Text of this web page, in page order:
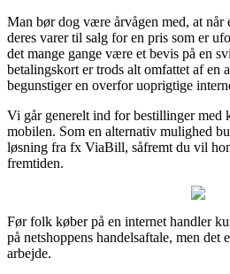
Man bør dog være årvågen med, at når
deres varer til salg for en pris som er
det mange gange være et bevis på en
betalingskort er trods alt omfattet af en
begunstiger en overfor uoprigtige
Vi går generelt ind for bestillinger med
mobilen. Som en alternativ mulighed
løsning fra fx ViaBill, såfremt du vil
fremtiden.
Før folk køber på en internet handler
på netshoppens handelsaftale, men det
arbejde.